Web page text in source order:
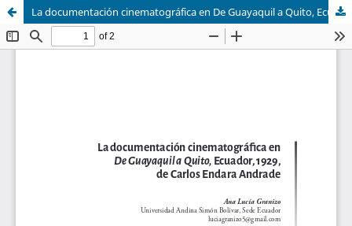
La documentación cinematográfica en De Guayaquil a Quito, Ecuador, 1929, de Carlos Endara Andrade